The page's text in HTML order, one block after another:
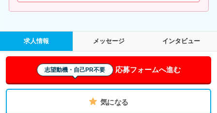
求人情報 メッセージ インタビュー
志望動機・自己PR不要 応募フォームへ進む
気になる